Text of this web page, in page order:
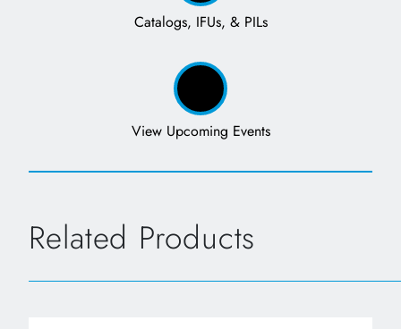
Catalogs, IFUs, & PILs
View Upcoming Events
Related Products